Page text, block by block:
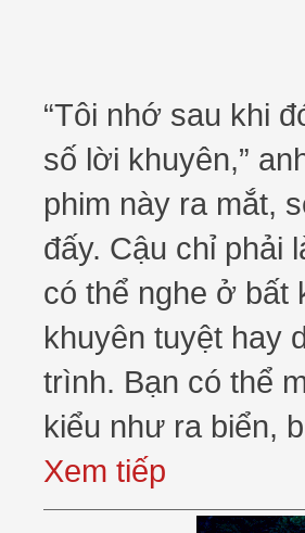
“Tôi nhớ sau khi
số lời khuyên,”
phim này ra mắt,
đấy. Cậu chỉ phải
có thể nghe ở bất
khuyên tuyệt hay
trình. Bạn có thể
kiểu như ra biển,
Xem tiếp